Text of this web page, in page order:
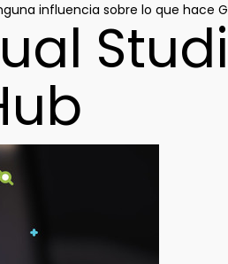
influencia sobre lo que hace